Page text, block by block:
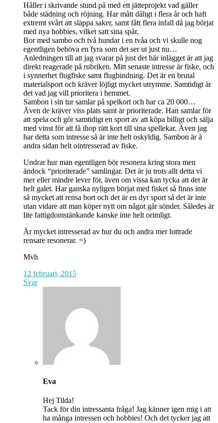
Håller i skrivande stund på med ett jätteprojekt vad gäller
både städning och röjning. Har mått dåligt i flera år och haft
extremt svårt att släppa saker, samt fått flera infall då jag börjat
med nya hobbies, vilket satt sina spår.
Bor med sambo och två hundar i en tvåa och vi skulle nog
egentligen behöva en fyra som det ser ut just nu…
Anledningen till att jag svarar på just det här inlägget är att jag
direkt reagerade på rubriken. Mitt senaste intresse är fiske, och
i synnerhet flugfiske samt flugbindning. Det är en brutal
materialsport och kräver löjligt mycket utrymme. Samtidigt är
det vad jag vill prioritera i hemmet.
Sambon i sin tur samlar på spelkort och har ca 20 000…
Även de kräver viss plats samt är prioriterade. Han samlar för
att spela och gör samtidigt en sport av att köpa billigt och sälja
med vinst för att få ihop rätt kort till sina spellekar. Även jag
har detta som intresse så är inte helt oskyldig. Sambon är å
andra sidan helt ointresserad av fiske.
Undrar hur man egentligen bör resonera kring stora men
ändock “prioriterade” samlingar. Det är ju trots allt detta vi
mer eller mindre lever för, även om vissa kan tycka att det är
helt galet. Har ganska nyligen börjat med fisket så finns inte
så mycket att rensa bort och det är en dyr sport så det är inte
utan vidare att man köper nytt om något går sönder. Således är
lite fattigdomstänkande kanske inte helt orimligt.
Är mycket intresserad av hur du och andra mer luttrade
rensare resonerar. =)
Mvh
12 februari, 2015
Svar
Eva
Hej Tilda!
Tack för din intressanta fråga! Jag känner igen mig i att
ha många intressen och hobbies! Och det tycker jag att